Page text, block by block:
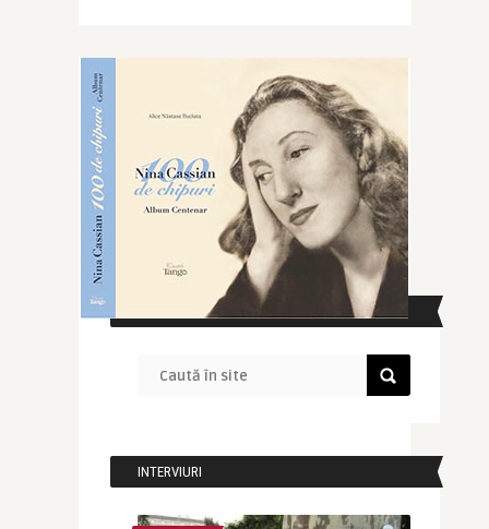
CAUTĂ ÎN SITE
INTERVIURI